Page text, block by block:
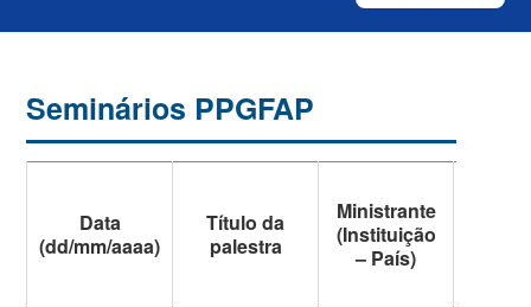
Seminários PPGFAP
Data
(dd/mm/aaaa)
Título da
palestra
Ministrante
(Instituição
– País)